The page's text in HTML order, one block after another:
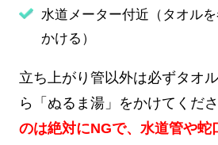
水道メーター付近（タオル
かける）
立ち上がり管以外は必ずタオ
ら「ぬるま湯」をかけてくださ
のは絶対にNGで、水道管や蛇